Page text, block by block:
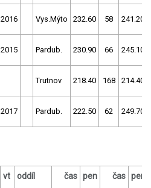
2016 Vys.Mýto 232.60 58 241.20
2015 Pardub. 230.90 66 245.10
Trutnov 218.40 168 214.40
2017 Pardub. 222.50 62 249.70
vt oddíl čas pen čas pen